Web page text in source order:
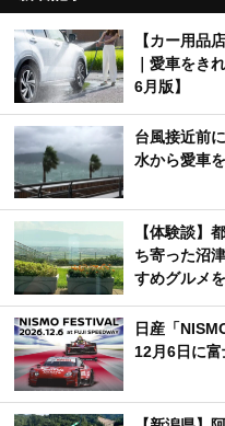
【カー用品
｜愛車をき
6月版】
台風接近前
水から愛車
【体験談】
ち寄った沼
すめグルメ
日産「
12月6日に